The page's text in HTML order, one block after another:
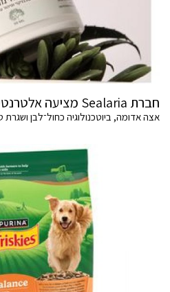
חברת Sealaria מציעה אלטרנטיבה מדעית לשוק הטיפוח
אצה אדומה, ביוטכנולוגיה כחול־לבן